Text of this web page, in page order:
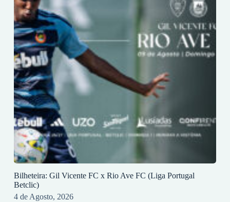
Bilheteira: Gil Vicente FC x Rio Ave FC (Liga Portugal
Betclic)
4 de Agosto, 2026